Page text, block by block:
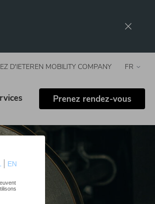
D'IETEREN MOBILITY COMPANY
Select
Prenez rendez-vous